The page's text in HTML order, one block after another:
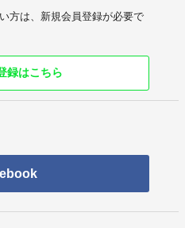
方は、新規会員登録が必要で
録はこちら